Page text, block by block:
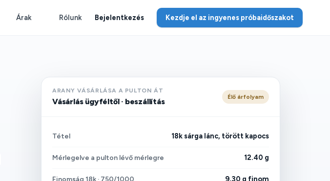
Árak Rólunk Bejelentkezés Kezdje el az ingyenes próbaidőszakot
ARANY VÁSÁRLÁSA A PULTON ÁT
Vásárlás ügyféltől · beszállítás Élő árfolyam
Tétel 18k sárga lánc, törött kapocs
Mérlegelve a pulton lévő mérlegre 12.40 g
Finomság 18k · 750/1000 9,30 g finom